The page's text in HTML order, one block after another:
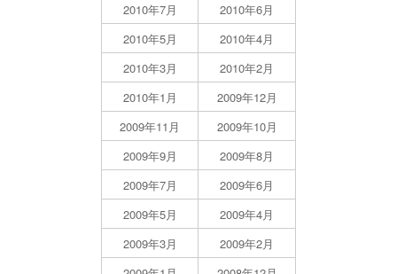
2010年7月
2010年6月
2010年5月
2010年4月
2010年3月
2010年2月
2010年1月
2009年12月
2009年11月
2009年10月
2009年9月
2009年8月
2009年7月
2009年6月
2009年5月
2009年4月
2009年3月
2009年2月